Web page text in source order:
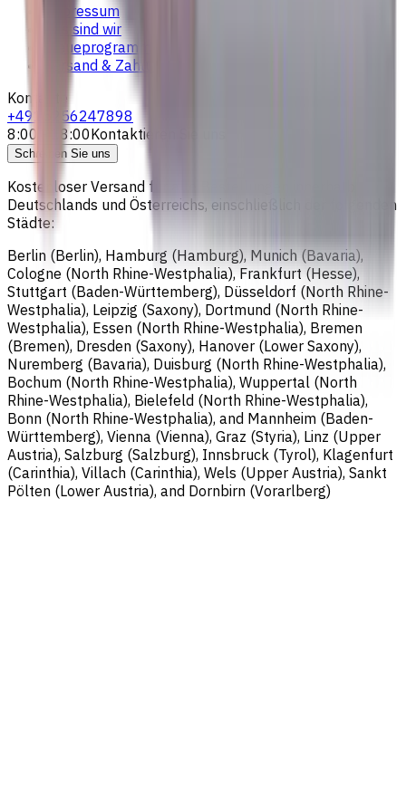
Impressum
Das sind wir
Treueprogramm
Versand & Zahlung
Kontakte
+4915256247898
8:00 - 18:00Kontaktieren Sie uns
Schreiben Sie uns
Kostenloser Versand für alle Bestellungen innerhalb
Deutschlands und Österreichs, einschließlich der folgenden
Städte:
Berlin (Berlin), Hamburg (Hamburg), Munich (Bavaria),
Cologne (North Rhine-Westphalia), Frankfurt (Hesse),
Stuttgart (Baden-Württemberg), Düsseldorf (North Rhine-
Westphalia), Leipzig (Saxony), Dortmund (North Rhine-
Westphalia), Essen (North Rhine-Westphalia), Bremen
(Bremen), Dresden (Saxony), Hanover (Lower Saxony),
Nuremberg (Bavaria), Duisburg (North Rhine-Westphalia),
Bochum (North Rhine-Westphalia), Wuppertal (North
Rhine-Westphalia), Bielefeld (North Rhine-Westphalia),
Bonn (North Rhine-Westphalia), and Mannheim (Baden-
Württemberg), Vienna (Vienna), Graz (Styria), Linz (Upper
Austria), Salzburg (Salzburg), Innsbruck (Tyrol), Klagenfurt
(Carinthia), Villach (Carinthia), Wels (Upper Austria), Sankt
Pölten (Lower Austria), and Dornbirn (Vorarlberg)